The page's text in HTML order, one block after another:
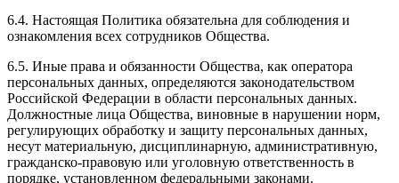
6.4. Настоящая Политика обязательна для соблюдения и
ознакомления всех сотрудников Общества.
6.5. Иные права и обязанности Общества, как оператора
персональных данных, определяются законодательством
Российской Федерации в области персональных данных.
Должностные лица Общества, виновные в нарушении норм,
регулирующих обработку и защиту персональных данных,
несут материальную, дисциплинарную, административную,
гражданско-правовую или уголовную ответственность в
порядке, установленном федеральными законами.